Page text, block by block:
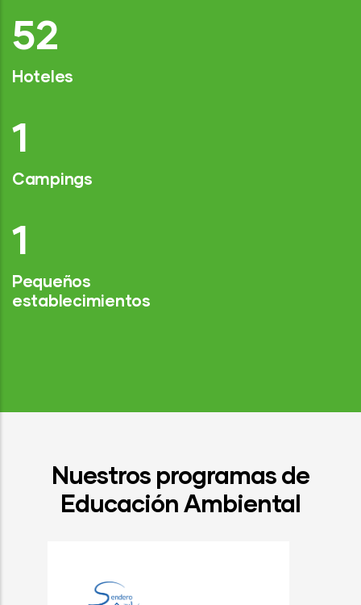
77
Hoteles
2
Campings
1
Pequeños
establecimientos
Nuestros programas de
Educación Ambiental